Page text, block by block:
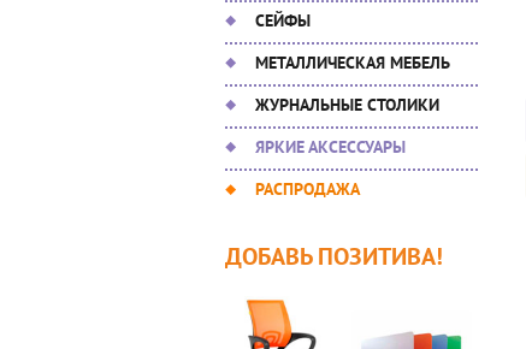
СЕЙФЫ
МЕТАЛЛИЧЕСКАЯ МЕБЕЛЬ
ЖУРНАЛЬНЫЕ СТОЛИКИ
ЯРКИЕ АКСЕССУАРЫ
РАСПРОДАЖА
ДОБАВЬ ПОЗИТИВА!